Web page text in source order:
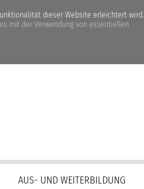
dieser Website erleichtert wird.
mit der Verwendung von essentiellen
AUS- UND WEITERBILDUNG